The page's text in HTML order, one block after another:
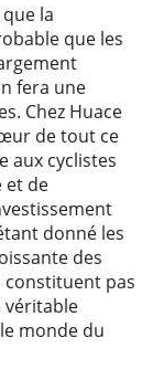
la
que les
fera une
Chez Huace
de tout ce
aux cyclistes
et de
donné les
des
constituent pas
véritable
monde du